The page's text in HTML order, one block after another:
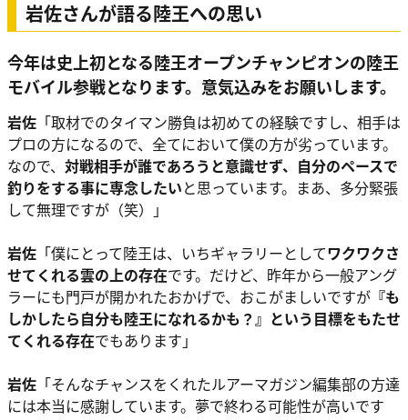
岩佐さんが語る陸王への思い
今年は史上初となる陸王オープンチャンピオンの陸王
モバイル参戦となります。意気込みをお願いします。
岩佐 「取材でのタイマン勝負は初めての経験ですし、相手は
プロの方になるので、全てにおいて僕の方が劣っています。
なので、 対戦相手が誰であろうと意識せず、自分のペースで
釣りをする事に専念したいと思っています。まあ、多分緊張
して無理ですが（笑）」
岩佐 「僕にとって陸王は、いちギャラリーとしてワクワクさ
せてくれる雲の上の存在です。だけど、昨年から一般アング
ラーにも門戸が開かれたおかげで、おこがましいですが 『も
しかしたら自分も陸王になれるかも？』という目標をもたせ
てくれる存在でもあります」
岩佐 「そんなチャンスをくれたルアーマガジン編集部の方達
には本当に感謝しています。夢で終わる可能性が高いです